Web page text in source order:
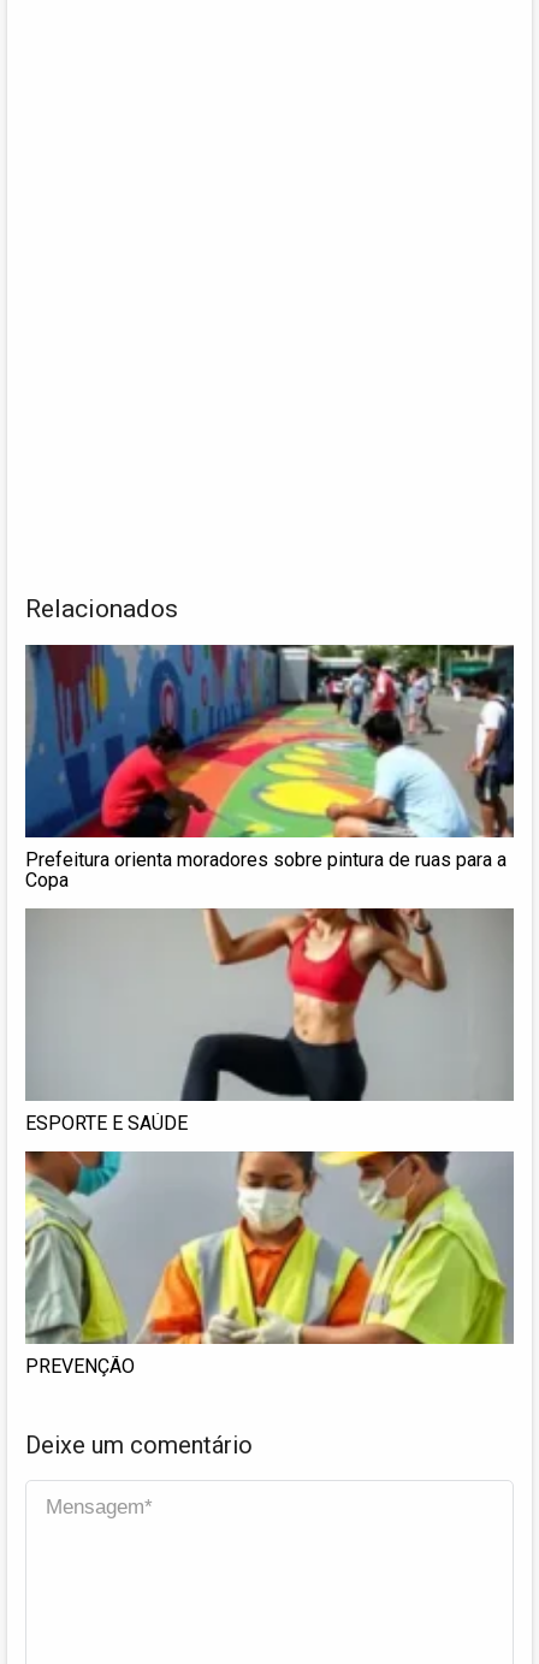
Relacionados
Prefeitura orienta moradores sobre pintura de ruas para a
Copa
ESPORTE E SAÚDE
PREVENÇÃO
Deixe um comentário